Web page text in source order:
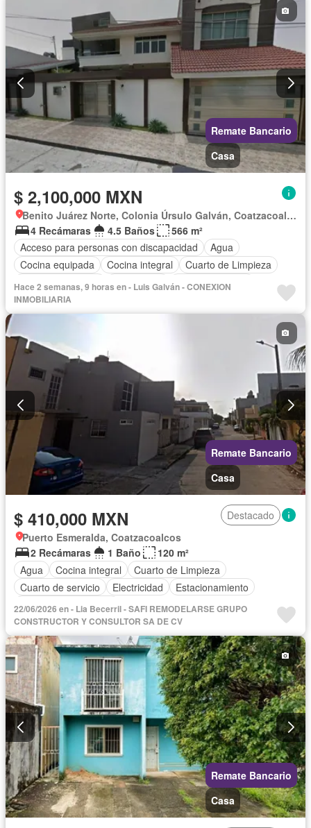
Remate Bancario
Casa
$ 2,100,000 MXN
Benito Juárez Norte, Colonia Úrsulo Galván, Coatzacoalcos
4 Recámaras
4.5 Baños
566 m²
Acceso para personas con discapacidad
Agua
Cocina equipada
Cocina integral
Cuarto de Limpieza
Cuarto de servicio
Electricidad
Estacionamiento
Internet
Jardín
Televisión por cable
Wifi Zonas verdes Sin amueblar
Hace 2 semanas, 9 horas en - Luis Galván - CONEXION
INMOBILIARIA
Remate Bancario
Casa
$ 410,000 MXN
Destacado
Puerto Esmeralda, Coatzacoalcos
2 Recámaras
1 Baño
120 m²
Agua
Cocina integral
Cuarto de Limpieza
Cuarto de servicio
Electricidad
Estacionamiento
Recámara con closet
22/06/2026 en - Lia Becerril - SAFI REMODELARSE GRUPO
CONSTRUCTOR Y CONSULTOR SA DE CV
Remate Bancario
Casa